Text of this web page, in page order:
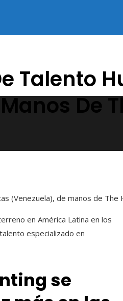
Talento
De
(Venezuela), de manos de The
en América Latina en los
especializado en
se